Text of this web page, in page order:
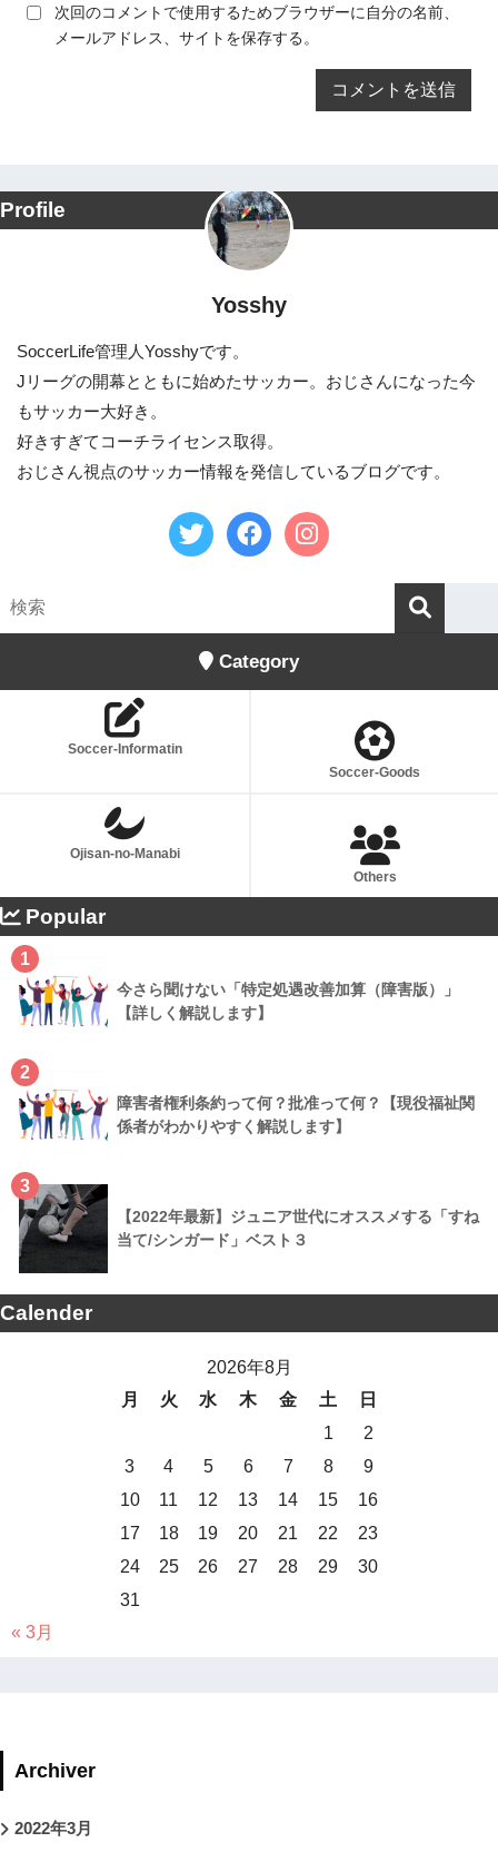
次回のコメントで使用するためブラウザーに自分の名前、
メールアドレス、サイトを保存する。
Profile
Yosshy
SoccerLife管理人Yosshyです。
Jリーグの開幕とともに始めたサッカー。おじさんになった今
もサッカー大好き。
好きすぎてコーチライセンス取得。
おじさん視点のサッカー情報を発信しているブログです。
Category
Soccer-Informatin
Soccer-Goods
Ojisan-no-Manabi
Others
Popular
1
今さら聞けない「特定処遇改善加算（障害版）」
【詳しく解説します】
2
障害者権利条約って何？批准って何？【現役福祉関
係者がわかりやすく解説します】
3
【2022年最新】ジュニア世代にオススメする「すね
当て/シンガード」ベスト３
Calender
2026年8月
月
火 水 木 金 土
日
1
2
3
4 5 6 7 8
9
10
11 12 13 14 15
16
17
18 19 20 21 22
23
24
25 26 27 28 29
30
31
« 3月
Archiver
2022年3月